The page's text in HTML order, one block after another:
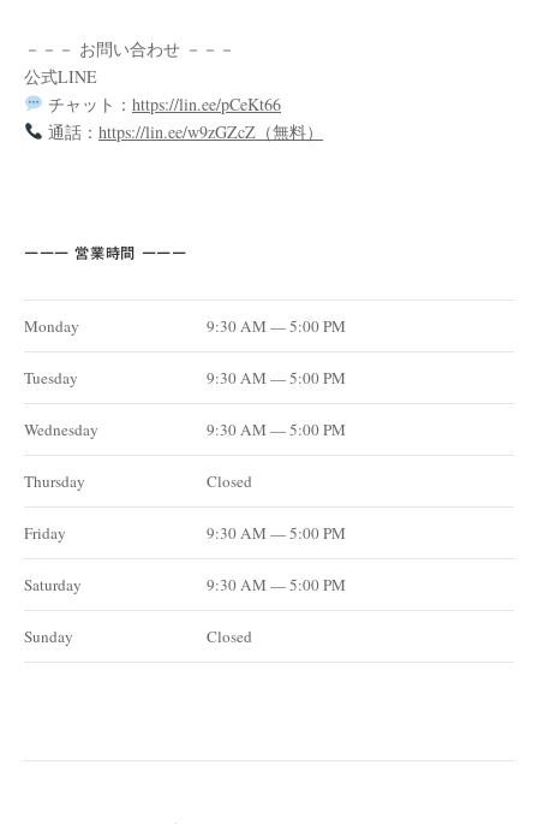
－－－ お問い合わせ －－－
公式LINE
チャット：https://lin.ee/pCeKt66
通話：https://lin.ee/w9zGZcZ（無料）
ーーー 営業時間 ーーー
Monday 9:30 AM — 5:00 PM
Tuesday 9:30 AM — 5:00 PM
Wednesday 9:30 AM — 5:00 PM
Thursday Closed
Friday 9:30 AM — 5:00 PM
Saturday 9:30 AM — 5:00 PM
Sunday Closed